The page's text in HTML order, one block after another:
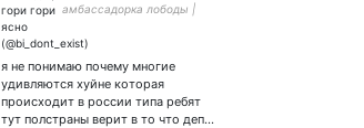
амбассадорка лободы |
again | жуюж | entp and
громоботка | she/her/ты
я не понимаю почему многие
удивляются хуйне которая
происходит в россии типа ребят
тут полстраны верит в то что деп…